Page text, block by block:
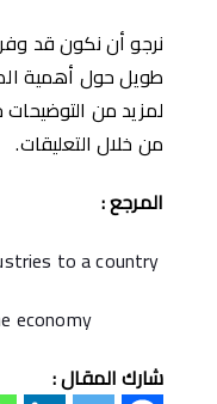
نرجو أن نكون قد
طويل حول أهمية
لمزيد من
من خلال التعليقات.
المرجع :
to a country
economy
شارك المقال :